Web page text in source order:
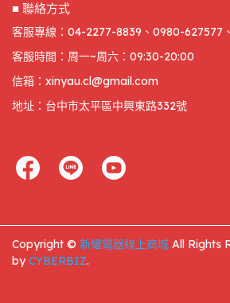
■ 聯絡方式
客服專線：04-2277-8839、0980-627577
客服時間：周一~周六：09:30-20:00
信箱：xinyau.cl@gmail.com
地址：台中市太平區中興東路332號
Copyright © 新耀電器線上商城 All Rights
byCYBERBIZ.